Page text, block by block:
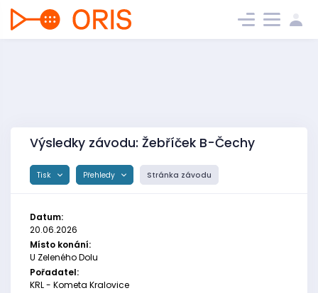
Výsledky závodu: Žebříček B-Čechy
Tisk Přehledy Stránka závodu
Datum:
20.06.2026
Místo konání:
U Zeleného Dolu
Pořadatel:
KRL - Kometa Kralovice